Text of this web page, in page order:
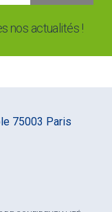
nos actualités !
75003 Paris